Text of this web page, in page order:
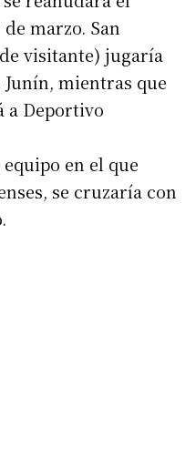
marzo. San
visitante) jugaría
mientras que
a Deportivo
equipo en el que
se cruzaría con